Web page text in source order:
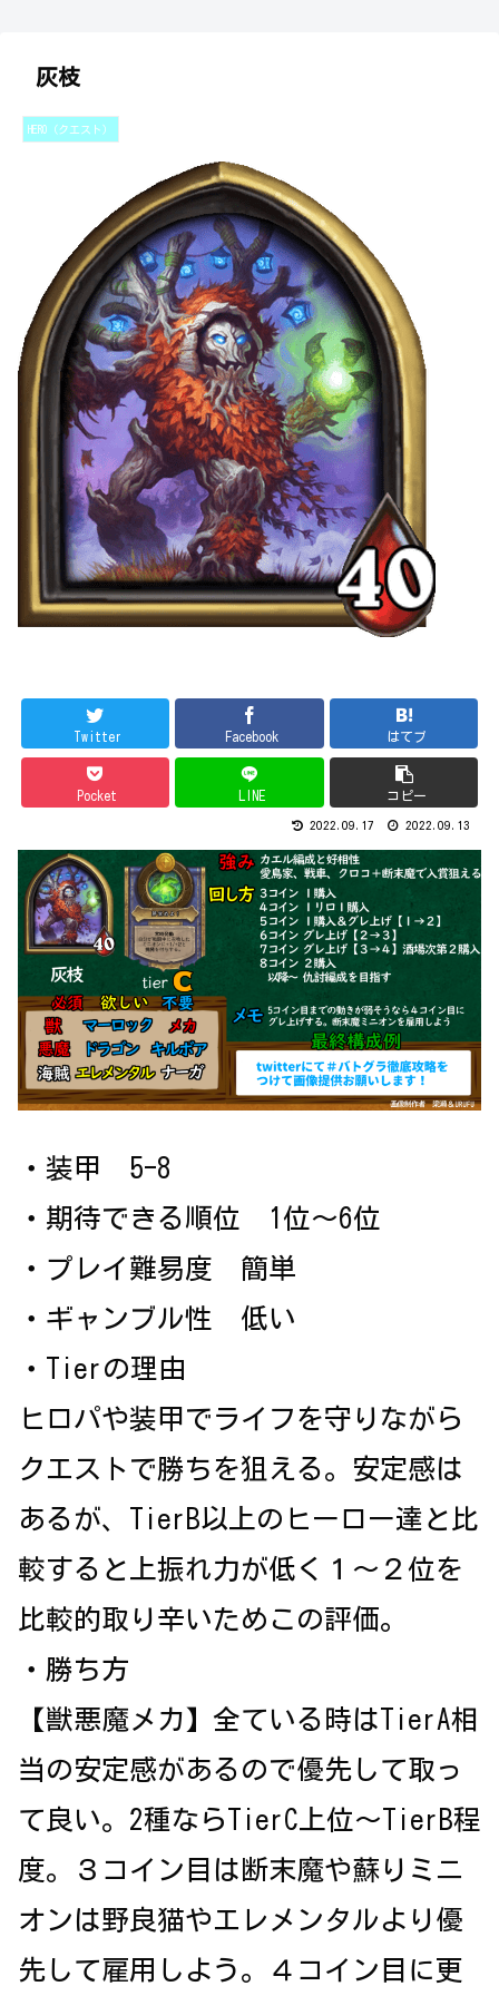
灰枝
HERO（クエスト）
Twitter Facebook はてブ
Pocket LINE コピー
2022.09.17 2022.09.13
・装甲 5-8
・期待できる順位 1位～6位
・プレイ難易度 簡単
・ギャンブル性 低い
・Tierの理由
ヒロパや装甲でライフを守りながら
クエストで勝ちを狙える。安定感は
あるが、TierB以上のヒーロー達と比
較すると上振れ力が低く１～２位を
比較的取り辛いためこの評価。
・勝ち方
【獣悪魔メカ】全ている時はTierA相
当の安定感があるので優先して取っ
て良い。2種ならTierC上位～TierB程
度。３コイン目は断末魔や蘇りミニ
オンは野良猫やエレメンタルより優
先して雇用しよう。４コイン目に更